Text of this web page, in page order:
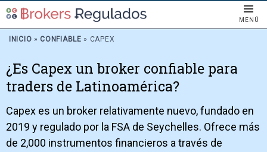
MENÚ
INICIO » CONFIABLE » CAPEX
¿Es Capex un broker confiable para
traders de Latinoamérica?
Capex es un broker relativamente nuevo, fundado en
2019 y regulado por la FSA de Seychelles. Ofrece más
de 2,000 instrumentos financieros a través de